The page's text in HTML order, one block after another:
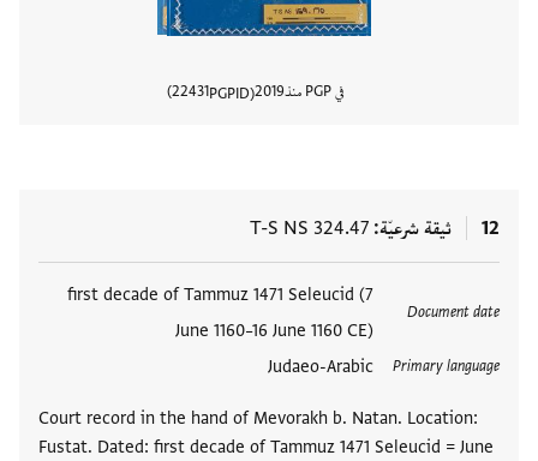
في PGP منذ 2019
PGPID
22431
12 ثيقة شرعيّة T-S NS 324.47
Document date
first decade of Tammuz 1471 Seleucid (7
June 1160–16 June 1160 CE)
Primary language
Judaeo-Arabic
Court record in the hand of Mevorakh b. Natan. Location:
Fustat. Dated: first decade of Tammuz 1471 Seleucid = June